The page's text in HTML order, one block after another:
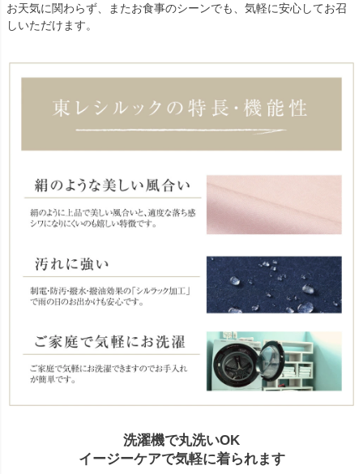
お天気に関わらず、またお食事のシーンでも、気軽に安心してお召
しいただけます。
洗濯機で丸洗いOK
イージーケアで気軽に着られます